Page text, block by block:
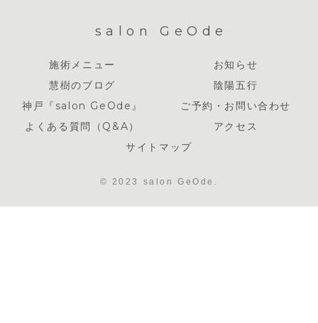
salon GeOde
施術メニュー
お知らせ
慧樹のブログ
陰陽五行
神戸『salon GeOde』
ご予約・お問い合わせ
よくある質問（Q&A）
アクセス
サイトマップ
© 2023 salon GeOde.